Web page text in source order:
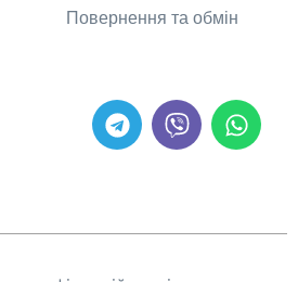
Повернення та обмін